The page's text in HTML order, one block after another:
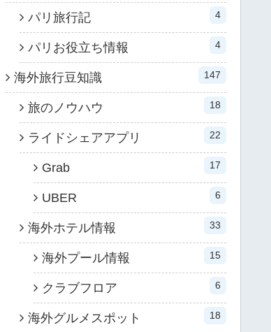
パリ旅行記 4
パリお役立ち情報 4
海外旅行豆知識 147
旅のノウハウ 18
ライドシェアアプリ 22
Grab 17
UBER 6
海外ホテル情報 33
海外プール情報 15
クラブフロア 6
海外グルメスポット 18